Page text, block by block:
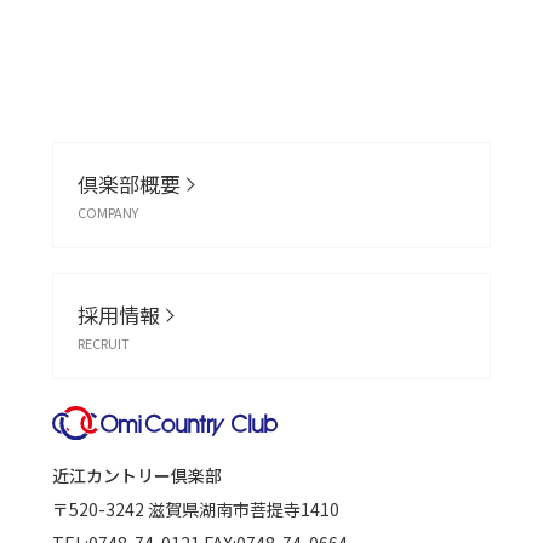
倶楽部概要
COMPANY
採用情報
RECRUIT
近江カントリー倶楽部
〒520-3242 滋賀県湖南市菩提寺1410